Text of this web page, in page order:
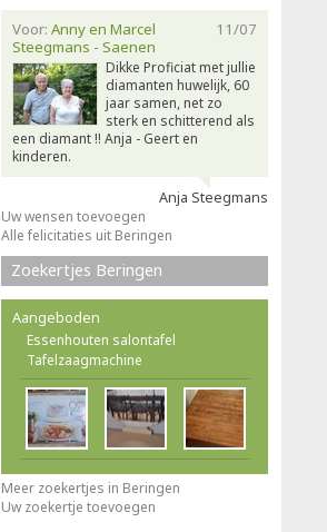
11/07
Voor: Anny en Marcel
Steegmans - Saenen
Dikke Proficiat met jullie
diamanten huwelijk, 60
jaar samen, net zo
sterk en schitterend als
een diamant !! Anja - Geert en
kinderen.
Anja Steegmans
Uw wensen toevoegen
Alle felicitaties uit Beringen
Zoekertjes Beringen
Aangeboden
Essenhouten salontafel
Tafelzaagmachine
Meer zoekertjes in Beringen
Uw zoekertje toevoegen